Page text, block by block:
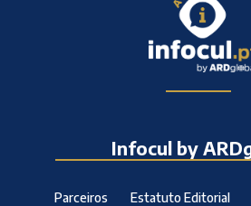
Infocul by
Parceiros Estatuto Editorial